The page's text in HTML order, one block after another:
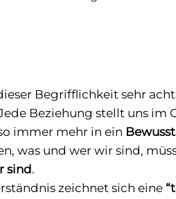
Begrifflichkeit sehr
Beziehung stellt uns im
immer mehr in ein
was und wer wir sind,
sind .
zeichnet sich eine